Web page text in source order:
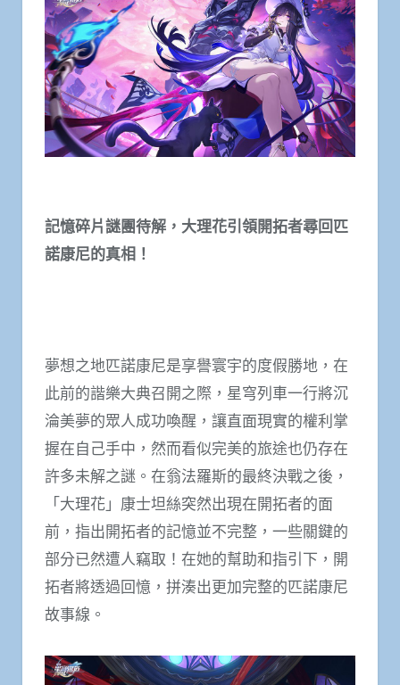
記憶碎片謎團待解，大理花引領開拓者尋回匹
諾康尼的真相！
夢想之地匹諾康尼是享譽寰宇的度假勝地，在
此前的諧樂大典召開之際，星穹列車一行將沉
淪美夢的眾人成功喚醒，讓直面現實的權利掌
握在自己手中，然而看似完美的旅途也仍存在
許多未解之謎。在翁法羅斯的最終決戰之後，
「大理花」康士坦絲突然出現在開拓者的面
前，指出開拓者的記憶並不完整，一些關鍵的
部分已然遭人竊取！在她的幫助和指引下，開
拓者將透過回憶，拼湊出更加完整的匹諾康尼
故事線。